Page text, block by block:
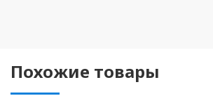
Похожие товары